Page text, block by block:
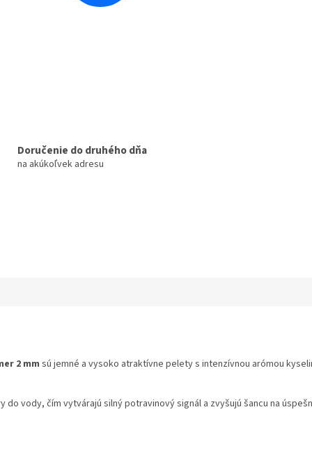
Doručenie do druhého dňa
na akúkoľvek adresu
2 mm sú jemné a vysoko atraktívne pelety s intenzívnou arómou
vody, čím vytvárajú silný potravinový signál a zvyšujú šancu na